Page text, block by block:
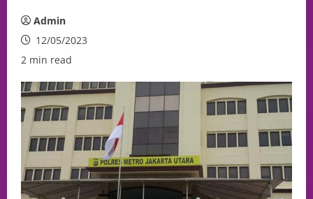
Admin
12/05/2023
2 min read